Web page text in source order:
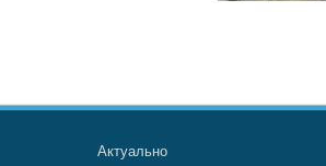
Актуально